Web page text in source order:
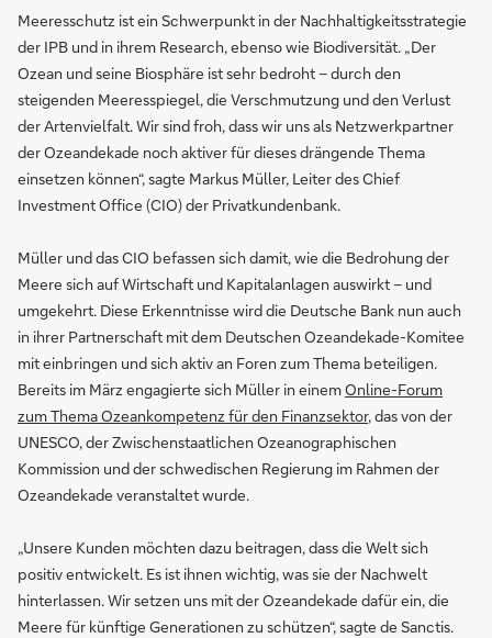
Meeresschutz ist ein Schwerpunkt in der Nachhaltigkeitsstrategie
der IPB und in ihrem Research, ebenso wie Biodiversität. „Der
Ozean und seine Biosphäre ist sehr bedroht – durch den
steigenden Meeresspiegel, die Verschmutzung und den Verlust
der Artenvielfalt. Wir sind froh, dass wir uns als Netzwerkpartner
der Ozeandekade noch aktiver für dieses drängende Thema
einsetzen können“, sagte Markus Müller, Leiter des Chief
Investment Office (CIO) der Privatkundenbank.
Müller und das CIO befassen sich damit, wie die Bedrohung der
Meere sich auf Wirtschaft und Kapitalanlagen auswirkt – und
umgekehrt. Diese Erkenntnisse wird die Deutsche Bank nun auch
in ihrer Partnerschaft mit dem Deutschen Ozeandekade-Komitee
mit einbringen und sich aktiv an Foren zum Thema beteiligen.
Bereits im März engagierte sich Müller in einemOnline-Forum
zum Thema Ozeankompetenz für den Finanzsektor, das von der
UNESCO, der Zwischenstaatlichen Ozeanographischen
Kommission und der schwedischen Regierung im Rahmen der
Ozeandekade veranstaltet wurde.
„Unsere Kunden möchten dazu beitragen, dass die Welt sich
positiv entwickelt. Es ist ihnen wichtig, was sie der Nachwelt
hinterlassen. Wir setzen uns mit der Ozeandekade dafür ein, die
Meere für künftige Generationen zu schützen“, sagte de Sanctis.